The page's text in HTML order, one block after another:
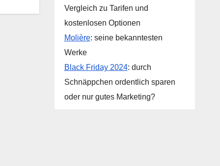
Vergleich zu Tarifen und
kostenlosen Optionen
Molière: seine bekanntesten
Werke
Black Friday 2024: durch
Schnäppchen ordentlich sparen
oder nur gutes Marketing?